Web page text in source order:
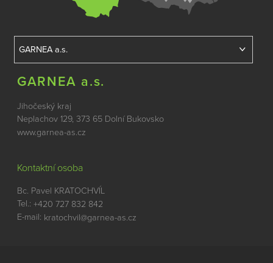
GARNEA a.s.
Jihočeský kraj
Neplachov 129, 373 65 Dolní Bukovsko
www.garnea-as.cz
Kontaktní osoba
Bc. Pavel KRATOCHVÍL
Tel.: +420 727 832 842
E-mail: kratochvil@garnea-as.cz